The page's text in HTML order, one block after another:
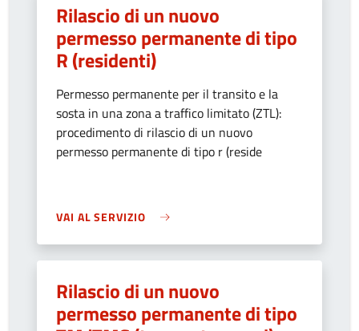
Rilascio di un nuovo
permesso permanente di tipo
R (residenti)
Permesso permanente per il transito e la
sosta in una zona a traffico limitato (ZTL):
procedimento di rilascio di un nuovo
permesso permanente di tipo r (reside
VAI AL SERVIZIO
Rilascio di un nuovo
permesso permanente di tipo